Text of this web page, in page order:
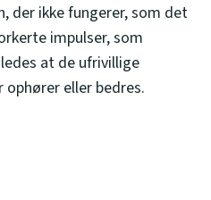
der ikke fungerer, som det
impulser, som
at de ufrivillige
eller bedres.